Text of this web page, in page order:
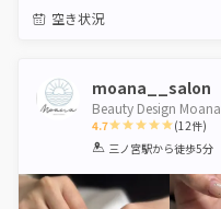
空き状況
moana__salon
Beauty Design Moana
4.7
1 2 3 4 5
(12件)
三ノ宮駅から徒歩5分